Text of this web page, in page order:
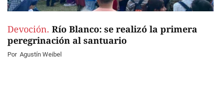
Devoción. Río Blanco: se realizó la primera
peregrinación al santuario
Por Agustín Weibel